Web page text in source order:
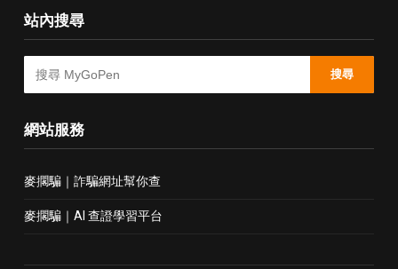
站內搜尋
搜尋
網站服務
麥擱騙｜詐騙網址幫你查
麥擱騙｜AI 查證學習平台